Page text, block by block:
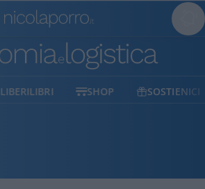
LIBERILIBRI SHOP SOSTIENICI